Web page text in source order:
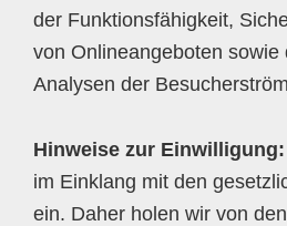
der Funktionsfähigkeit,
von Onlineangeboten sowie
Analysen der
Hinweise zur Einwilligung:
im Einklang mit den
ein. Daher holen wir von